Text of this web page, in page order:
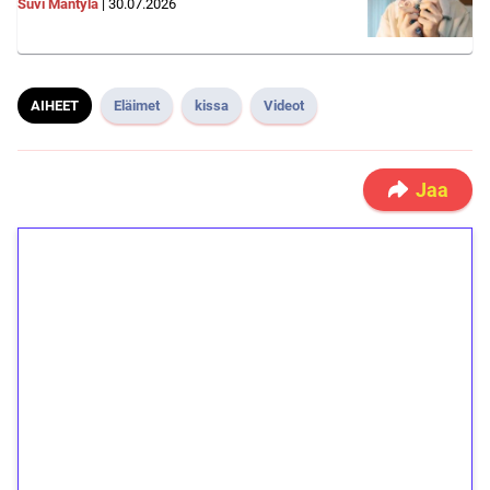
Suvi Mäntylä 30.07.2026
AIHEET Eläimet kissa Videot
Jaa